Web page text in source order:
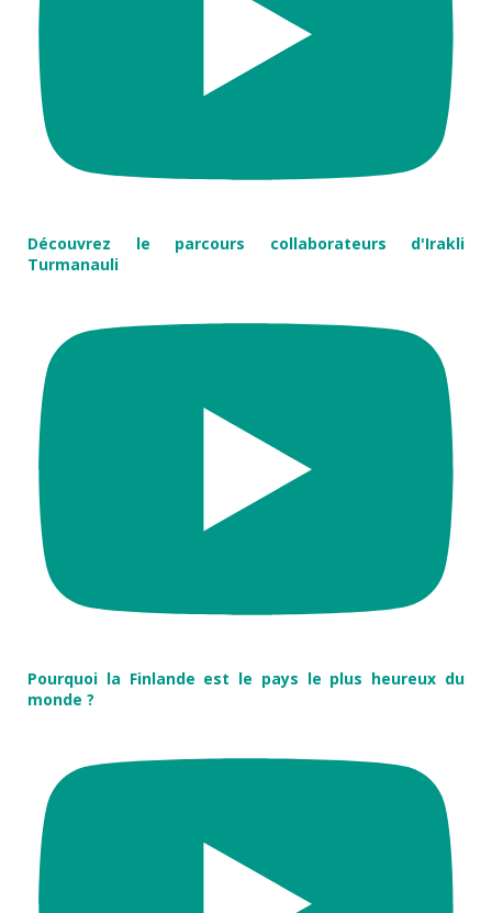
Découvrez le parcours collaborateurs d'Irakli
Turmanauli
Pourquoi la Finlande est le pays le plus heureux du
monde ?